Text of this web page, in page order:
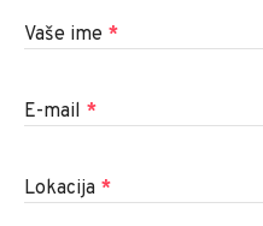
Vaše ime *
E-mail *
Lokacija *